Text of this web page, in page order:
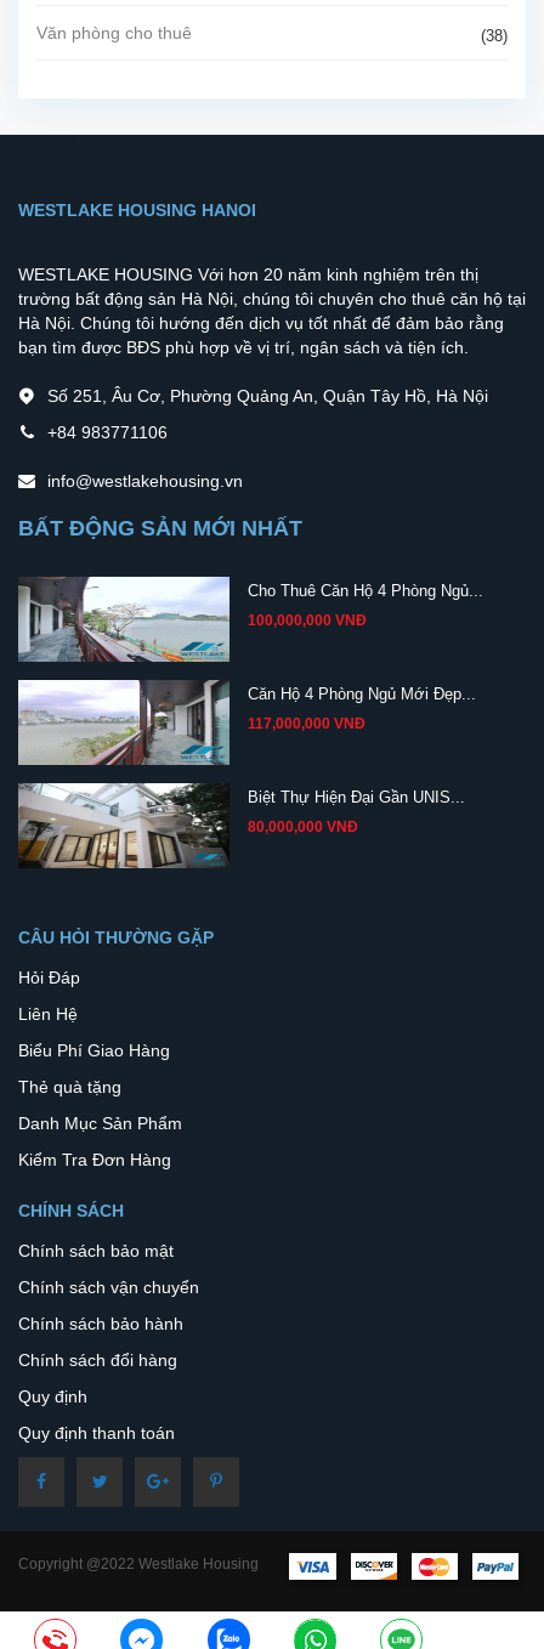
Văn phòng cho thuê (38)
WESTLAKE HOUSING HANOI
WESTLAKE HOUSING Với hơn 20 năm kinh nghiệm trên thị
trường bất động sản Hà Nội, chúng tôi chuyên cho thuê căn hộ tại
Hà Nội. Chúng tôi hướng đến dịch vụ tốt nhất để đảm bảo rằng
bạn tìm được BĐS phù hợp về vị trí, ngân sách và tiện ích.
Số 251, Âu Cơ, Phường Quảng An, Quận Tây Hồ, Hà Nội
+84 983771106
info@westlakehousing.vn
BẤT ĐỘNG SẢN MỚI NHẤT
Cho Thuê Căn Hộ 4 Phòng Ngủ...
100,000,000 VNĐ
Căn Hộ 4 Phòng Ngủ Mới Đẹp...
117,000,000 VNĐ
Biệt Thự Hiện Đại Gần UNIS...
80,000,000 VNĐ
CÂU HỎI THƯỜNG GẶP
Hỏi Đáp
Liên Hệ
Biểu Phí Giao Hàng
Thẻ quà tặng
Danh Mục Sản Phẩm
Kiểm Tra Đơn Hàng
CHÍNH SÁCH
Chính sách bảo mật
Chính sách vận chuyển
Chính sách bảo hành
Chính sách đổi hàng
Quy định
Quy định thanh toán
Copyright @2022 Westlake Housing
– All Rights Reserved